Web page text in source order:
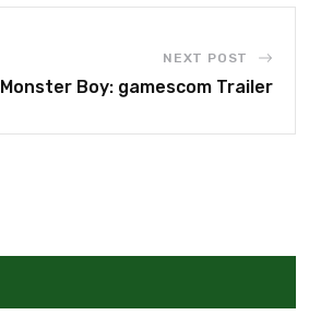
NEXT POST
Monster Boy: gamescom Trailer